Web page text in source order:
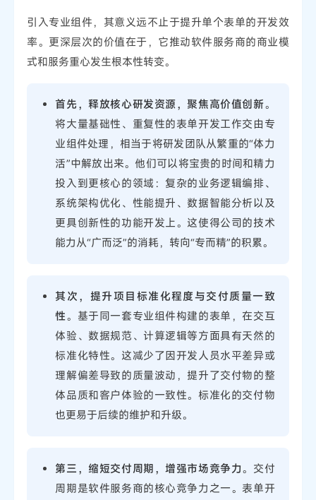
引入专业组件，其意义远不止于提升单个表单的开发效
率。更深层次的价值在于，它推动软件服务商的商业模
式和服务重心发生根本性转变。
首先，释放核心研发资源，聚焦高价值创新。
将大量基础性、重复性的表单开发工作交由专
业组件处理，相当于将研发团队从繁重的“体力
活”中解放出来。他们可以将宝贵的时间和精力
投入到更核心的领域：复杂的业务逻辑编排、
系统架构优化、性能提升、数据智能分析以及
更具创新性的功能开发上。这使得公司的技术
能力从“广而泛”的消耗，转向“专而精”的积累。
其次，提升项目标准化程度与交付质量一致
性。基于同一套专业组件构建的表单，在交互
体验、数据规范、计算逻辑等方面具有天然的
标准化特性。这减少了因开发人员水平差异或
理解偏差导致的质量波动，提升了交付物的整
体品质和客户体验的一致性。标准化的交付物
也更易于后续的维护和升级。
第三，缩短交付周期，增强市场竞争力。交付
周期是软件服务商的核心竞争力之一。表单开